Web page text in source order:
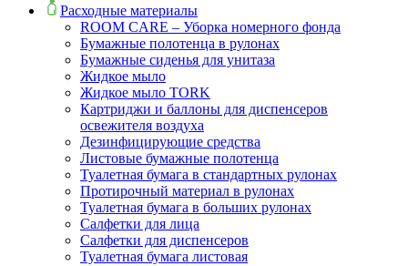
Расходные материалы
ROOM CARE – Уборка номерного фонда
Бумажные полотенца в рулонах
Бумажные сиденья для унитаза
Жидкое мыло
Жидкое мыло TORK
Картриджи и баллоны для диспенсеров
освежителя воздуха
Дезинфицирующие средства
Листовые бумажные полотенца
Туалетная бумага в стандартных рулонах
Протирочный материал в рулонах
Туалетная бумага в больших рулонах
Салфетки для лица
Салфетки для диспенсеров
Туалетная бумага листовая